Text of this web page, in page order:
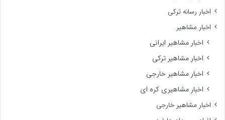
اخبار رسانه ترکی
اخبار مشاهیر
اخبار مشاهیر ایرانی
اخبار مشاهیر ترکی
اخبار مشاهیر خارجی
اخبار مشاهیری کره ای
اخبار مشاهیر خارجی